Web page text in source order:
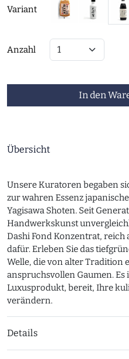
Variant
Anzahl
In den
Übersicht
Unsere Kuratoren begaben
zur wahren Essenz
Yagisawa Shoten. Seit
Handwerkskunst
Dashi Fond Konzentrat, reich
dafür. Erleben Sie das
Welle, die von alter Tradition
anspruchsvollen Gaumen.
Luxusprodukt, bereit, Ihre
verändern.
Details